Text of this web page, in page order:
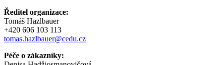
Ředitel organizace:
Tomáš Hazlbauer
+420 606 103 113
tomas.hazlbauer@cedu.cz
Péče o zákazníky: